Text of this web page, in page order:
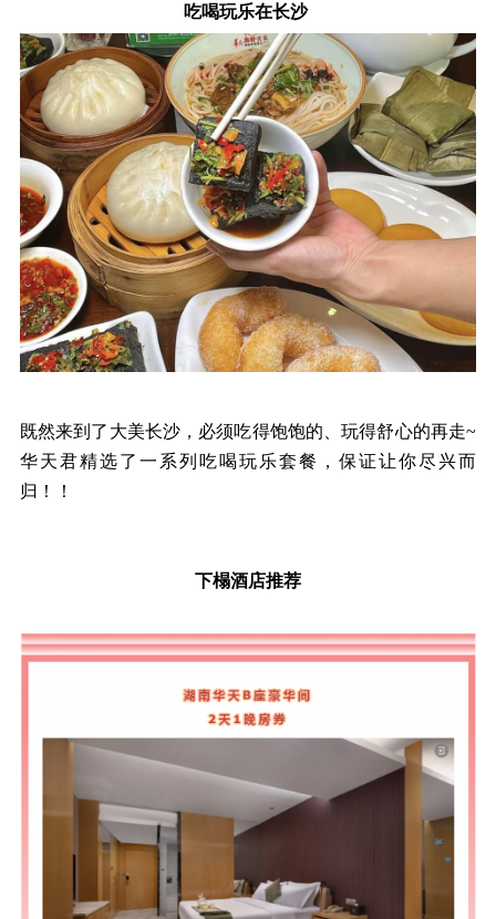
吃喝玩乐在长沙
既然来到了大美长沙，必须吃得饱饱的、玩得舒心的再走~
华天君精选了一系列吃喝玩乐套餐，保证让你尽兴而
归！！
下榻酒店推荐